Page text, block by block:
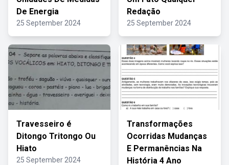
De Energia
25 September 2024
Redação
25 September 2024
Travesseiro é
Ditongo Tritongo Ou
Hiato
25 September 2024
Transformações
Ocorridas Mudanças
E Permanências Na
História 4 Ano